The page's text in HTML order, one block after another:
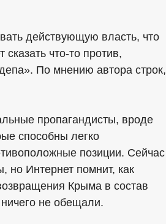
действующую власть, что
что-то против,
По мнению автора строк,
пропагандисты, вроде
способны легко
позиции. Сейчас
но Интернет помнит, как
Крыма в состав
не обещали.